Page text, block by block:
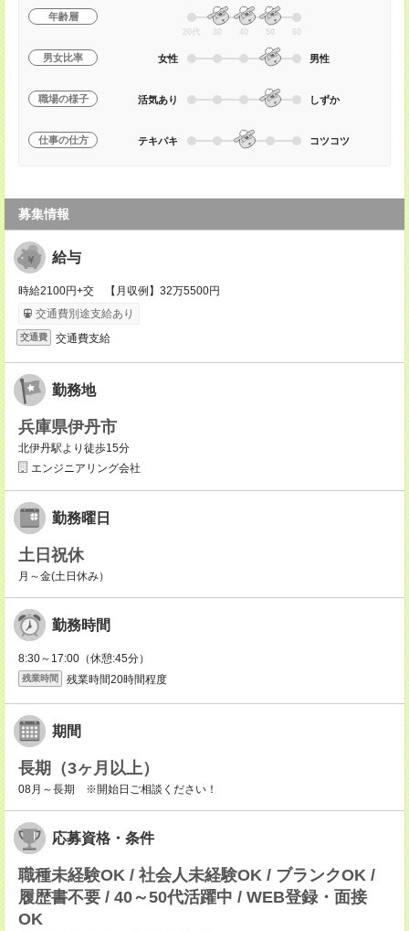
年齢層
20代 30 40 50 60
男女比率 女性 男性
職場の様子 活気あり しずか
仕事の仕方 テキパキ コツコツ
募集情報
給与
時給2100円+交 【月収例】32万5500円
交通費別途支給あり
交通費 交通費支給
勤務地
兵庫県伊丹市
北伊丹駅より徒歩15分
エンジニアリング会社
勤務曜日
土日祝休
月～金(土日休み）
勤務時間
8:30～17:00（休憩:45分）
残業時間 残業時間20時間程度
期間
長期（3ヶ月以上）
08月～長期 ※開始日ご相談ください！
応募資格・条件
職種未経験OK / 社会人未経験OK / ブランクOK /
履歴書不要 / 40～50代活躍中 / WEB登録・面接
OK